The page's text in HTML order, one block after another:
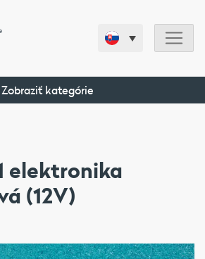
Zobraziť kategórie
elektronika
(12V)